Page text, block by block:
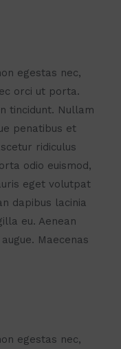
egestas nec,
orci ut porta.
tincidunt. Nullam
penatibus et
ridiculus
odio euismod,
eget volutpat
dapibus lacinia
eu. Aenean
Maecenas
egestas nec,